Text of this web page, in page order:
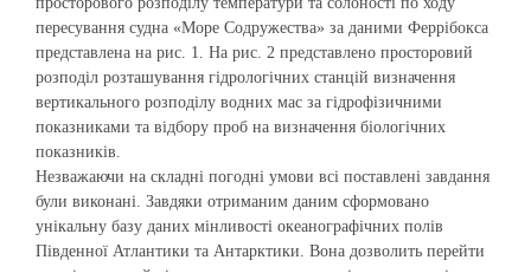
пересування судна «Море Содружества» за даними Феррібокса
представлена на рис. 1. На рис. 2 представлено просторовий
розподіл розташування гідрологічних станцій визначення
вертикального розподілу водних мас за гідрофізичними
показниками та відбору проб на визначення біологічних
показників.
Незважаючи на складні погодні умови всі поставлені завдання
були виконані. Завдяки отриманим даним сформовано
унікальну базу даних мінливості океанографічних полів
Південної Атлантики та Антарктики. Вона дозволить перейти